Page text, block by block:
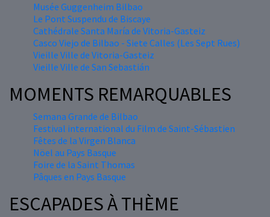
Musée Guggenheim Bilbao
Le Pont Suspendu de Biscaye
Cathédrale Santa María de Vitoria-Gasteiz
Casco Viejo de Bilbao - Siete Calles (Les Sept Rues)
Vieille Ville de Vitoria-Gasteiz
Vieille Ville de San Sebastián
MOMENTS REMARQUABLES
Semana Grande de Bilbao
Festival international du Film de Saint-Sébastien
Fêtes de la Virgen Blanca
Nöel au Pays Basque
Foire de la Saint Thomas
Pâques en Pays Basque
ESCAPADES À THÈME